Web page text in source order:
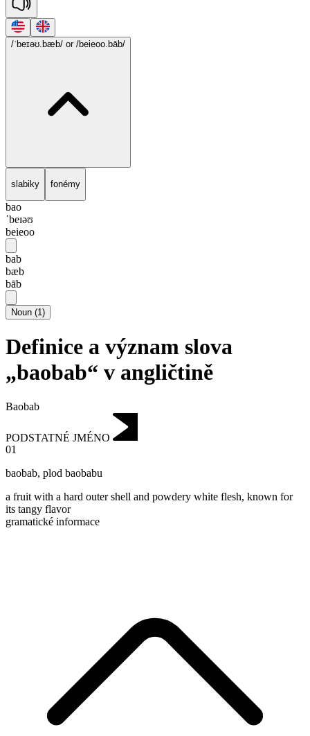
/ˈbeɪəʊ.bæb/ or /beieoo.bāb/
slabiky fonémy
bao
ˈbeɪəʊ
beieoo
bab
bæb
bāb
Noun (1)
Definice a význam slova
„baobab“ v angličtině
Baobab
PODSTATNÉ JMÉNO
01
baobab, plod baobabu
a fruit with a hard outer shell and powdery white flesh, known for
its tangy flavor
gramatické informace